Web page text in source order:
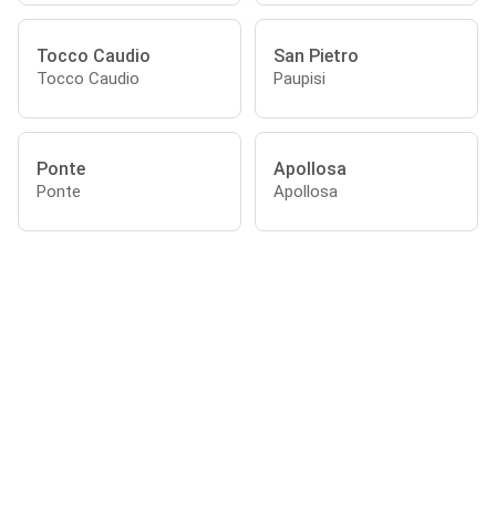
Tocco Caudio
Tocco Caudio
San Pietro
Paupisi
Ponte
Ponte
Apollosa
Apollosa